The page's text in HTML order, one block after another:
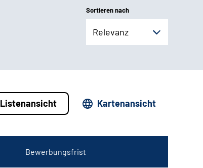
Sortieren nach
Relevanz
Listenansicht Kartenansicht
Bewerbungsfrist